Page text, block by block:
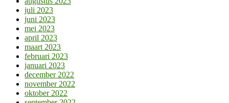
juli 2023
juni 2023
mei 2023
april 2023
maart 2023
februari 2023
januari 2023
december 2022
november 2022
oktober 2022